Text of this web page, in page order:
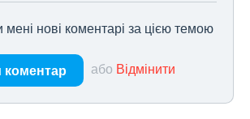
мені нові коментарі за цією темою
або Відмінити